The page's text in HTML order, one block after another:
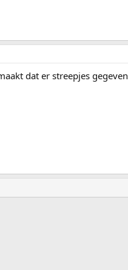
dat er streepjes gegeven